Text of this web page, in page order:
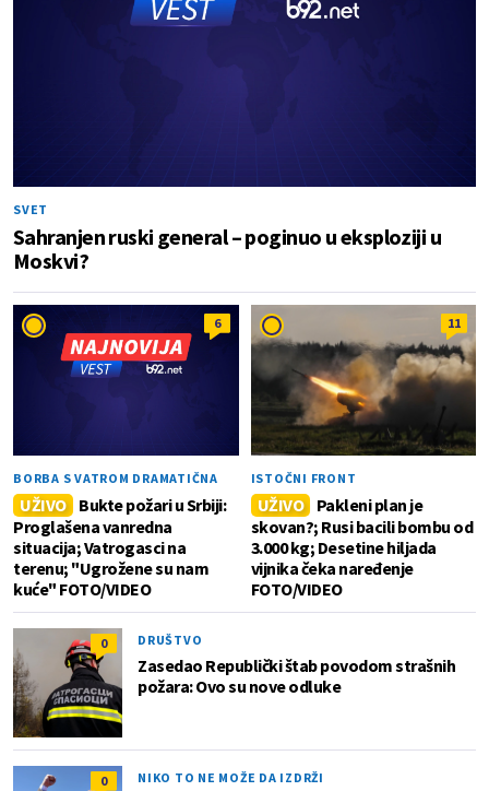
SVET
Sahranjen ruski general – poginuo u eksploziji u
Moskvi?
6
BORBA S VATROM DRAMATIČNA
UŽIVO
Bukte požari u Srbiji:
Proglašena vanredna
situacija; Vatrogasci na
terenu; "Ugrožene su nam
kuće" FOTO/VIDEO
11
ISTOČNI FRONT
UŽIVO
Pakleni plan je
skovan?; Rusi bacili bombu od
3.000 kg; Desetine hiljada
vijnika čeka naređenje
FOTO/VIDEO
0 DRUŠTVO
Zasedao Republički štab povodom strašnih
požara: Ovo su nove odluke
0 NIKO TO NE MOŽE DA IZDRŽI